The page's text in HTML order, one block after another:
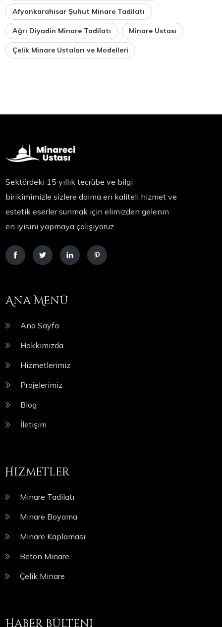
Afyonkarahisar Şuhut Minare Tadilatı
Ağrı Diyadin Minare Tadilatı Minare Ustası
Çelik Minare Ustaları ve Modelleri
Sektördeki 15 yıllık tecrübe ve bilgi
birikimimizle sizlere daima en kaliteli hizmet ve
estetik eserler sunmak için elimizden gelenin
en iyisini yapmaya çalışıyoruz.
Ana Menü
Ana Sayfa
Hakkımızda
Hizmetlerimiz
Projelerimiz
Blog
İletişim
Hizmetler
Minare Tadilatı
Minare Boyama
Minare Kaplaması
Beton Minare
Çelik Minare
Haber bülteni